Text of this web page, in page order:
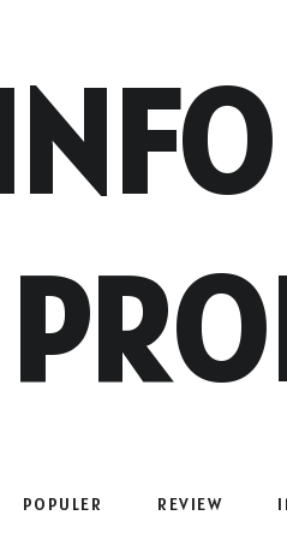
POPULER REVIEW